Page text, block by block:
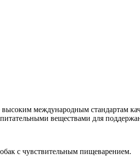
международным стандартам
веществами для
с чувствительным пищеварением.